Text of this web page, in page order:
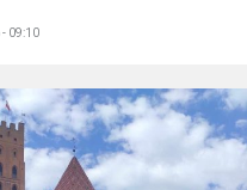
09:10